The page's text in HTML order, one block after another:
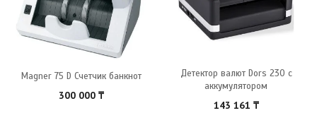
Magner 75 D Счетчик банкнот
300 000 ₸
Детектор валют Dors 230 с
аккумулятором
143 161 ₸